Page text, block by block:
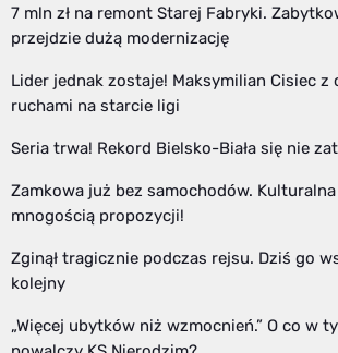
7 mln zł na remont Starej Fabryki.
przejdzie dużą modernizację
Lider jednak zostaje! Maksymilian Cisiec z
ruchami na starcie ligi
Seria trwa! Rekord Bielsko-Biała się nie
Zamkowa już bez samochodów.
mnogością propozycji!
Zginął tragicznie podczas rejsu. Dziś go
kolejny
„Więcej ubytków niż wzmocnień.” O co w